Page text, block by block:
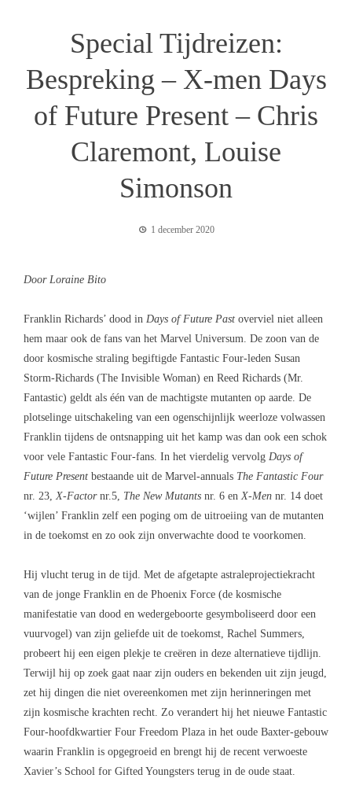
Special Tijdreizen:
Bespreking – X-men Days
of Future Present – Chris
Claremont, Louise
Simonson
1 december 2020
Door Loraine Bito
Franklin Richards’ dood in Days of Future Past overviel niet alleen
hem maar ook de fans van het Marvel Universum. De zoon van de
door kosmische straling begiftigde Fantastic Four-leden Susan
Storm-Richards (The Invisible Woman) en Reed Richards (Mr.
Fantastic) geldt als één van de machtigste mutanten op aarde. De
plotselinge uitschakeling van een ogenschijnlijk weerloze volwassen
Franklin tijdens de ontsnapping uit het kamp was dan ook een schok
voor vele Fantastic Four-fans. In het vierdelig vervolg Days of
Future Present bestaande uit de Marvel-annuals The Fantastic Four
nr. 23,X-Factornr.5, The New Mutants nr. 6 enX-Men nr. 14 doet
‘wijlen’ Franklin zelf een poging om de uitroeiing van de mutanten
in de toekomst en zo ook zijn onverwachte dood te voorkomen.
Hij vlucht terug in de tijd. Met de afgetapte astraleprojectiekracht
van de jonge Franklin en de Phoenix Force (de kosmische
manifestatie van dood en wedergeboorte gesymboliseerd door een
vuurvogel) van zijn geliefde uit de toekomst, Rachel Summers,
probeert hij een eigen plekje te creëren in deze alternatieve tijdlijn.
Terwijl hij op zoek gaat naar zijn ouders en bekenden uit zijn jeugd,
zet hij dingen die niet overeenkomen met zijn herinneringen met
zijn kosmische krachten recht. Zo verandert hij het nieuwe Fantastic
Four-hoofdkwartier Four Freedom Plaza in het oude Baxter-gebouw
waarin Franklin is opgegroeid en brengt hij de recent verwoeste
Xavier’s School for Gifted Youngsters terug in de oude staat.